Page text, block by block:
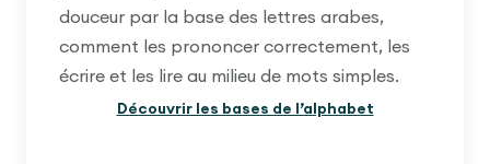
douceur par la base des lettres arabes,
comment les prononcer correctement, les
écrire et les lire au milieu de mots simples.
Découvrir les bases de l’alphabet